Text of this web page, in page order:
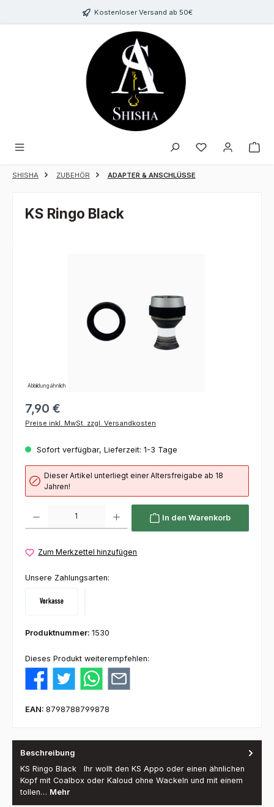
Zum Hauptinhalt springenKostenloser Versand ab 50€
Du hast 0
SHISHA ZUBEHÖR ADAPTER & ANSCHLÜSSE
KS Ringo Black
Abbildung ähnlich
7,90 €
Preise inkl. MwSt. zzgl. Versandkosten
Sofort verfügbar, Lieferzeit: 1-3 Tage
Dieser Artikel unterliegt einer Altersfreigabe ab 18
Jahren!
In den Warenkorb
Zum Merkzettel hinzufügen
Unsere Zahlungsarten:
Produktnummer: 1530
Dieses Produkt weiterempfehlen:
EAN: 8798788799878
Beschreibung
KS Ringo Black Ihr wollt den KS Appo oder einen ähnlichen
Kopf mit Coalbox oder Kaloud ohne Wackeln und mit einem
tollen… Mehr